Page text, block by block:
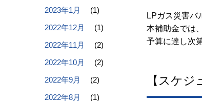
LPガス災害バ
本補助金では
予算に達し次
【スケジ
2023年1月
(1)
2022年12月
(1)
2022年11月
(2)
2022年10月
(2)
2022年9月
(2)
2022年8月
(1)